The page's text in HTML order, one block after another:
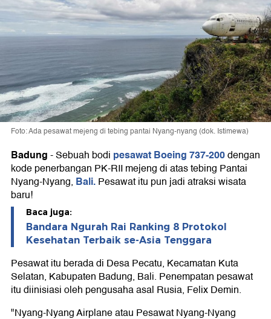
Foto: Ada pesawat mejeng di tebing pantai Nyang-nyang (dok. Istimewa)
Badung-Sebuah bodi pesawat Boeing 737-200dengan
kode penerbangan PK-RII mejeng di atas tebing Pantai
Nyang-Nyang, Bali.Pesawat itu pun jadi atraksi wisata
baru!
Baca juga:
Bandara Ngurah Rai Ranking 8 Protokol
Kesehatan Terbaik se-Asia Tenggara
Pesawat itu berada di Desa Pecatu, Kecamatan Kuta
Selatan, Kabupaten Badung, Bali. Penempatan pesawat
itu diinisiasi oleh pengusaha asal Rusia, Felix Demin.
"Nyang-Nyang Airplane atau Pesawat Nyang-Nyang